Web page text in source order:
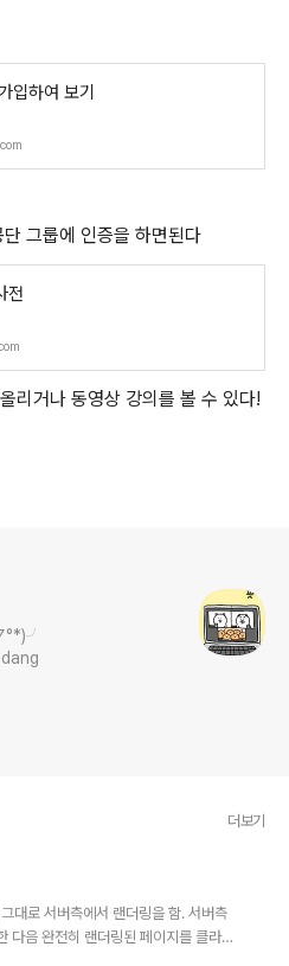
입하여 보기
그룹에 인증을 하면된다
전
리거나 동영상 강의를 볼 수 있다!
더보기
로 서버측에서 랜더링을 함. 서버측
다음 완전히 랜더링된 페이지를 클라이